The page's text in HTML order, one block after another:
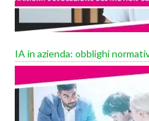
IA in azienda: obblighi